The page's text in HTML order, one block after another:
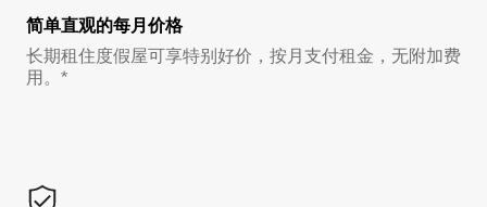
简单直观的每月价格
长期租住度假屋可享特别好价，按月支付租金，无附加费
用。*